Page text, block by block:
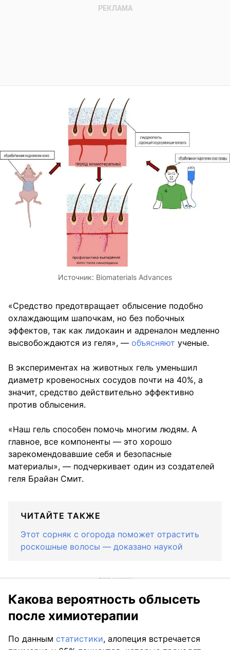
Источник: Biomaterials Advances
«Средство предотвращает облысение подобно
охлаждающим шапочкам, но без побочных
эффектов, так как лидокаин и адреналон медленно
высвобождаются из геля», — объясняют ученые.
В экспериментах на животных гель уменьшил
диаметр кровеносных сосудов почти на 40%, а
значит, средство действительно эффективно
против облысения.
«Наш гель способен помочь многим людям. А
главное, все компоненты — это хорошо
зарекомендовавшие себя и безопасные
материалы», — подчеркивает один из создателей
геля Брайан Смит.
ЧИТАЙТЕ ТАКЖЕ
Этот сорняк с огорода поможет отрастить
роскошные волосы — доказано наукой
Какова вероятность облысеть
после химиотерапии
По данным статистики, алопеция встречается